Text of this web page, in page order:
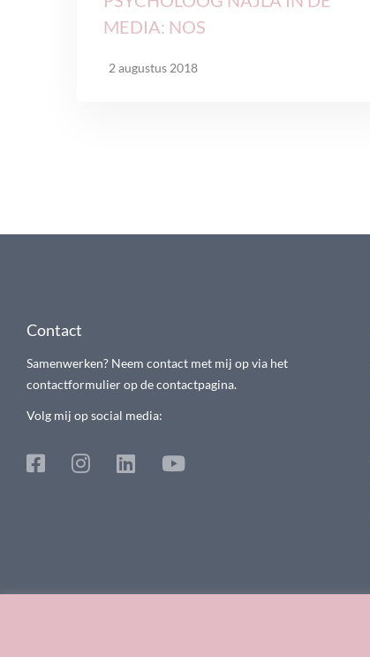
MEDIA: NOS
2 augustus 2018
Contact
Samenwerken? Neem contact met mij op via het
contactformulier op de contactpagina.
Volg mij op social media: